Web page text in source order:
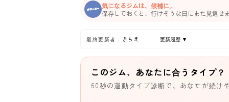
気になるジムは、候補に。
保存しておくと、行けそうな日にまた見返せ
最終更新者：きちえ 更新履歴 ▼
このジム、あなたに合うタイプ？
60秒の運動タイプ診断で、あなたが続け